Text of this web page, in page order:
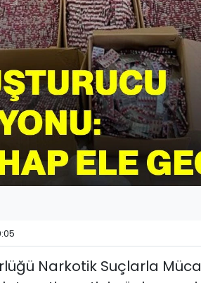
Narkotik Suçlarla